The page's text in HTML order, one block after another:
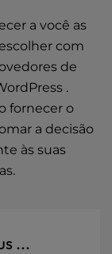
a você as
com
de
.
fornecer o
a decisão
às suas
...